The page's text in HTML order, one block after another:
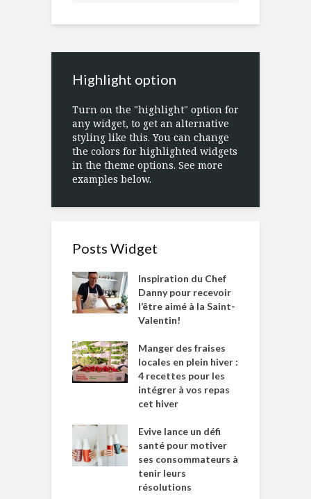
Highlight option
Turn on the "highlight" option for
any widget, to get an alternative
styling like this. You can change
the colors for highlighted widgets
in the theme options. See more
examples below.
Posts Widget
Inspiration du Chef
Danny pour recevoir
l’être aimé à la Saint-
Valentin!
Manger des fraises
locales en plein hiver :
4 recettes pour les
intégrer à vos repas
cet hiver
Evive lance un défi
santé pour motiver
ses consommateurs à
tenir leurs
résolutions